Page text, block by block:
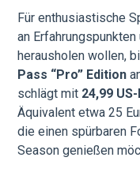
Für enthusiastische
an
herausholen wollen,
Pass “Pro” Edition
schlägt mit 24,99
Äquivalent etwa 25
die einen spürbaren
Season genießen